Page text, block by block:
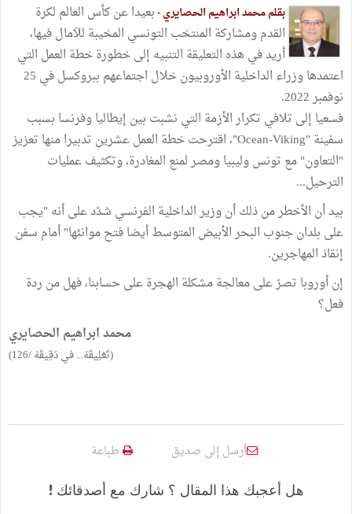
بقلم محمد ابراهيم الحصايري -بعيدا عن كأس العالم لكرة
القدم ومشاركة المنتخب التونسي المخيبة للآمال فيها،
أريد في هذه التعليقة التنبيه إلى خطورة خطة العمل التي
اعتمدها وزراء الداخلية الأوروبيون خلال اجتماعهم ببروكسل في 25
نوفمبر 2022.
فسعيا إلى تلافي تكرار الأزمة التي نشبت بين إيطاليا وفرنسا بسبب
سفينة "Ocean-Viking"، اقترحت خطة العمل عشرين تدبيرا منها تعزيز
"التعاون" مع تونس وليبيا ومصر لمنع المغادرة، وتكثيف عمليات
الترحيل...
بيد أن الأخطر من ذلك أن وزير الداخلية الفرنسي شدّد على أنه "يجب
على بلدان جنوب البحر الأبيض المتوسط أيضا فتح موانئها" أمام سفن
إنقاذ المهاجرين.
إن أوروبا تصرّ على معالجة مشكلة الهجرة على حسابنا، فهل من ردة
فعل؟
محمد ابراهيم الحصايري
(تَعْلِيقَهْ... في دَقِيقَهْ /126)
أرسل إلى صديق طباعة
هل أعجبك هذا المقال ؟ شارك مع أصدقائك !